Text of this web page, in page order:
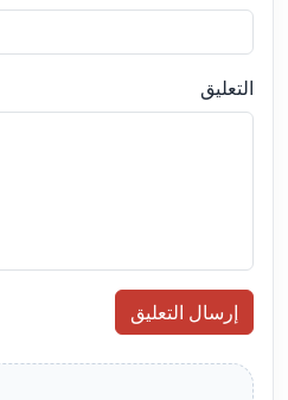
التعليق
إرسال التعليق